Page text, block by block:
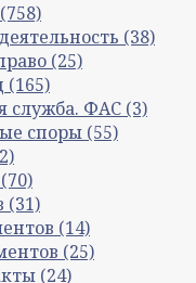
(758)
(38)
(25)
(165)
служба. ФАС (3)
споры (55)
(70)
(31)
(14)
(25)
(24)